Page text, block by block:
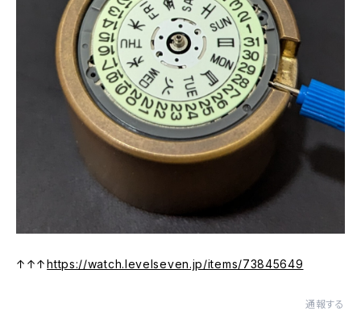
↑↑↑https://watch.levelseven.jp/items/73845649
通報する